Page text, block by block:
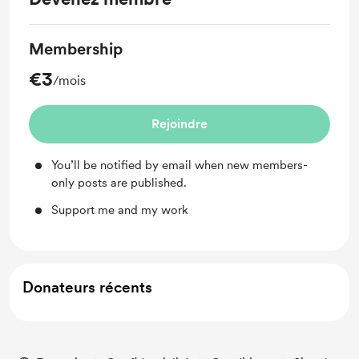
Membership
€3/mois
Rejoindre
You’ll be notified by email when new members-
only posts are published.
Support me and my work
Donateurs récents